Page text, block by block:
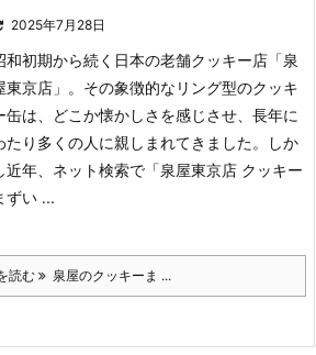
2025年7月28日
和初期から続く日本の老舗クッキー店「泉
東京店」。 その象徴的なリング型のクッキ
缶は、どこか懐かしさを感じさせ、長年に
たり多くの人に親しまれてきました。
しか
近年、ネット検索で「泉屋東京店 クッキー
ずい ...
読む 泉屋のクッキーま ...